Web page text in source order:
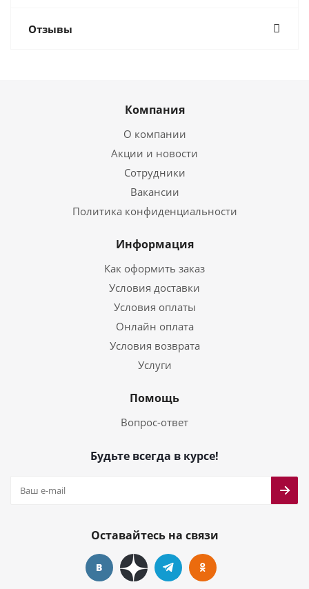
Отзывы
Компания
О компании
Акции и новости
Сотрудники
Вакансии
Политика конфиденциальности
Информация
Как оформить заказ
Условия доставки
Условия оплаты
Онлайн оплата
Условия возврата
Услуги
Помощь
Вопрос-ответ
Будьте всегда в курсе!
Оставайтесь на связи